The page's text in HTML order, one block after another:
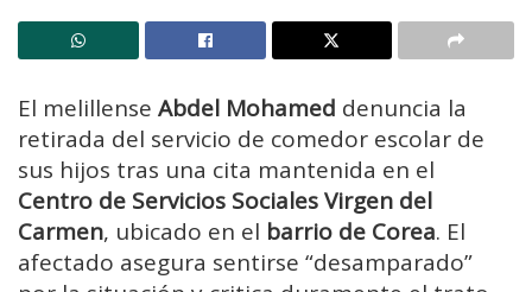
El melillense Abdel Mohamed denuncia la
retirada del servicio de comedor escolar de
sus hijos tras una cita mantenida en el
Centro de Servicios Sociales Virgen del
Carmen, ubicado en el barrio de Corea. El
afectado asegura sentirse “desamparado”